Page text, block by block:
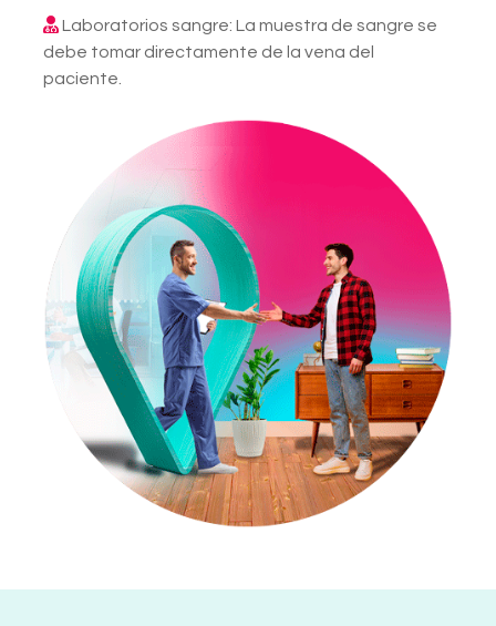
Laboratorios sangre: La muestra de sangre se
debe tomar directamente de la vena del
paciente.